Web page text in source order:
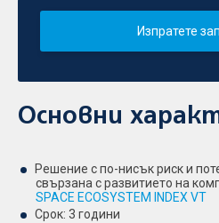
Изпратете
Основни
Решение с по-нисък риск и
свързана с развитието на
SPACE ECOSYSTEM INDEX VT
Срок: 3 години